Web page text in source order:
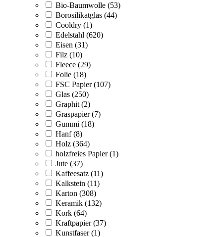
Bio-Baumwolle (53)
Borosilikatglas (44)
Cooldry (1)
Edelstahl (620)
Eisen (31)
Filz (10)
Fleece (29)
Folie (18)
FSC Papier (107)
Glas (250)
Graphit (2)
Graspapier (7)
Gummi (18)
Hanf (8)
Holz (364)
holzfreies Papier (1)
Jute (37)
Kaffeesatz (11)
Kalkstein (11)
Karton (308)
Keramik (132)
Kork (64)
Kraftpapier (37)
Kunstfaser (1)